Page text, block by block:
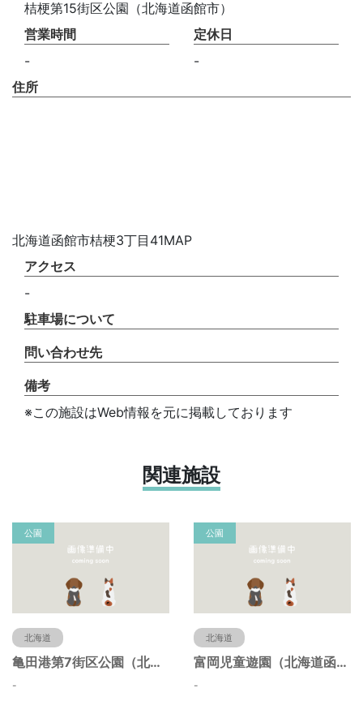
桔梗第15街区公園（北海道函館市）
営業時間
-
定休日
-
住所
北海道函館市桔梗3丁目41MAP
アクセス
-
駐車場について
問い合わせ先
備考
※この施設はWeb情報を元に掲載しております
関連施設
公園
北海道
亀田港第7街区公園（北海道函館市）
-
公園
北海道
富岡児童遊園（北海道函館市）
-